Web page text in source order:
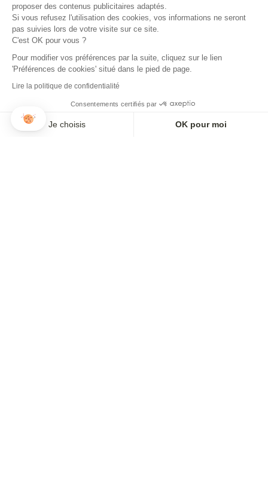
TOP BIANCA TRÈFLE
125,00€
175,00€
proposer des contenus publicitaires adaptés.
Si vous refusez l'utilisation des cookies, vos informations ne seront
pas suivies lors de votre visite sur ce site.
C'est OK pour vous ?
Pour modifier vos préférences par la suite, cliquez sur le lien
'Préférences de cookies' situé dans le pied de page.
Lire la politique de confidentialité
Consentements certifiés par
Je choisis OK pour moi